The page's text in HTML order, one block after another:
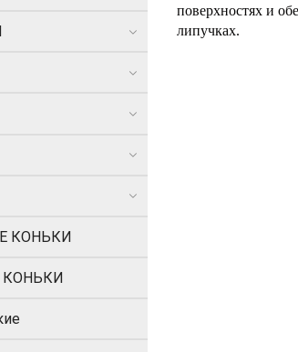
поверхностях и
липучках.
КОНЬКИ